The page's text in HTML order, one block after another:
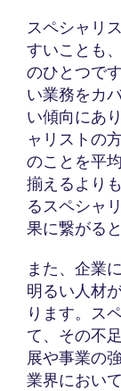
スペシャリ
すいことも
のひとつで
い業務をカ
い傾向にあ
ャリストの
のことを平
揃えるより
るスペシャ
果に繋がる
また、企業
明るい人材
ります。ス
て、その不
展や事業の
業界におい